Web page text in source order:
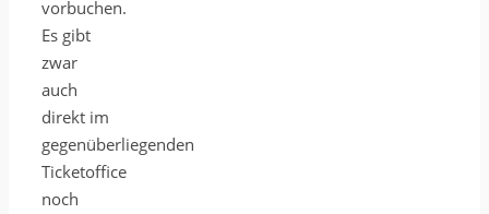
vorbuchen.
Es gibt
zwar
auch
direkt im
gegenüberliegenden
Ticketoffice
noch